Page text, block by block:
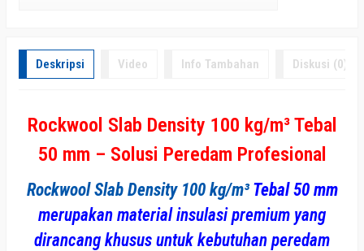
Deskripsi Video Info Tambahan Diskusi (0)
Rockwool Slab Density 100 kg/m³ Tebal
50 mm – Solusi Peredam Profesional
Rockwool Slab Density 100 kg/m³Tebal 50 mm
merupakan material insulasi premium yang
dirancang khusus untuk kebutuhan peredam